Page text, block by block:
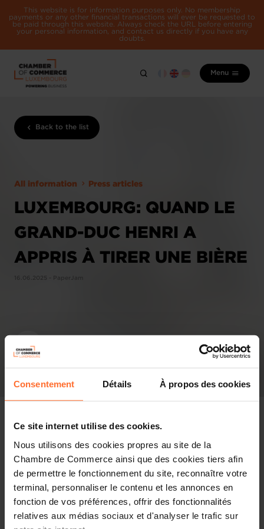
Consentement Détails À propos des cookies
Ce site internet utilise des cookies.
Nous utilisons des cookies propres au site de la
Chambre de Commerce ainsi que des cookies tiers afin
de permettre le fonctionnement du site, reconnaître votre
terminal, personnaliser le contenu et les annonces en
fonction de vos préférences, offrir des fonctionnalités
relatives aux médias sociaux et d'analyser le trafic sur
This website is for information purposes only. No membership
payments or any other financial transactions will ever be requested to
be paid through this website. Always check the URL before entering
your personal information, and contact us directly if you have any
doubts.
Menu
Back to the list
All information Press articles
LUXEMBOURG: QUAND LE
GRAND-DUC HENRI A
APPRIS À TIRER UNE BIÈRE
Share this article